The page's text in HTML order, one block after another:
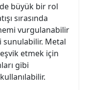
büyük bir rol
sırasında
vurgulanabilir
Metal
etmek için
gibi